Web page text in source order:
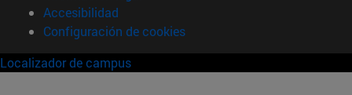
Accesibilidad
Configuración de cookies
Localizador de campus